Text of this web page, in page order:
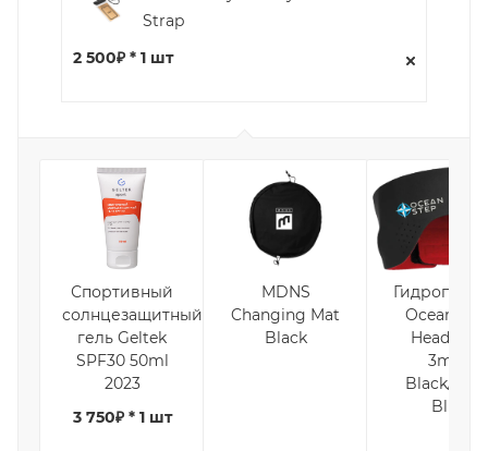
Strap
2 500₽ * 1 шт
Спортивный
солнцезащитный
гель Geltek
SPF30 50ml
2023
3 750₽ * 1 шт
MDNS
Changing Mat
Black
Ocean
Headband
3mm
Black/
Blue